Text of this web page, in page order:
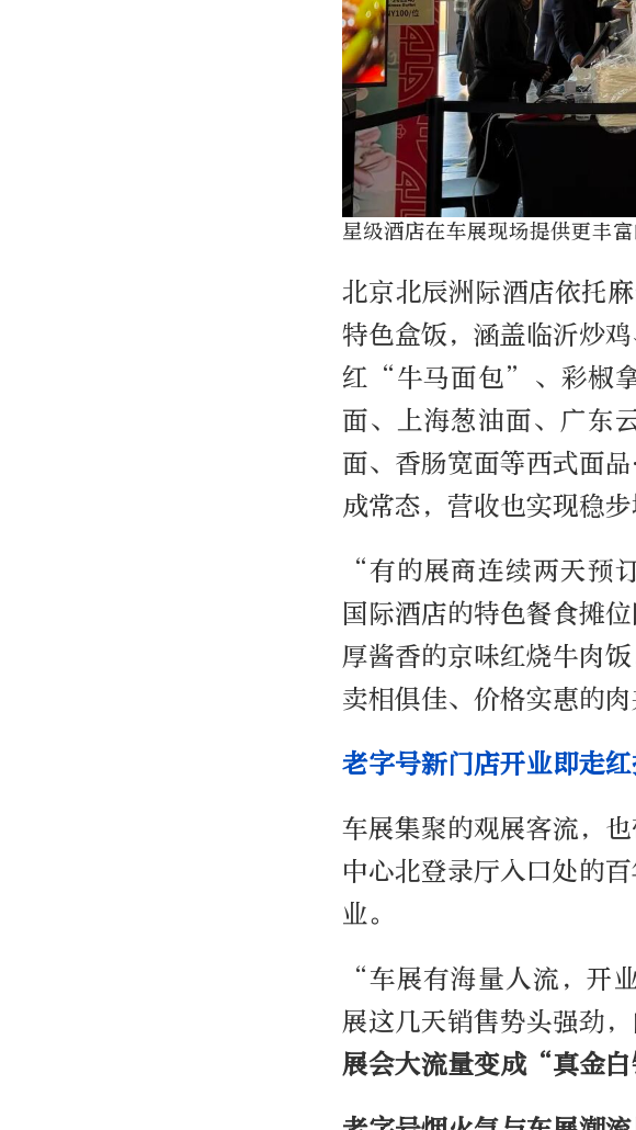
星级酒店在车展现场提供更丰
北京北辰洲际酒店依托
特色盒饭，涵盖临沂炒
红“牛马面包”、彩椒
面、上海葱油面、广东
面、香肠宽面等西式面
成常态，营收也实现稳步
“有的展商连续两天预
国际酒店的特色餐食摊
厚酱香的京味红烧牛肉
卖相俱佳、价格实惠的
老字号新门店开业即走
车展集聚的观展客流，
中心北登录厅入口处的
业。
“车展有海量人流，开
展这几天销售势头强劲
展会大流量变成“真金白